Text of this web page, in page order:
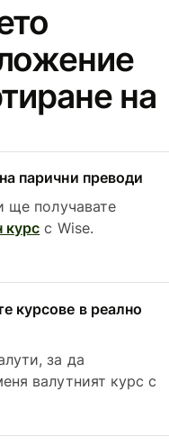
на
парични преводи
ще получавате
курс с Wise.
курсове в реално
за да
валутният курс с